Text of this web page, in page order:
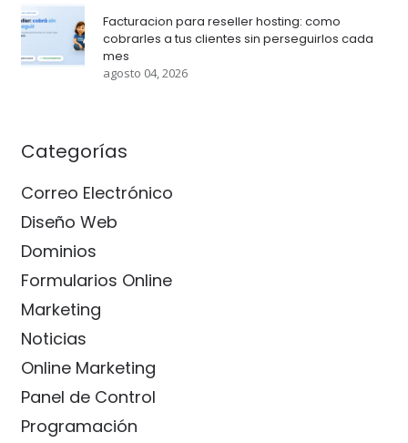
Facturacion para reseller hosting: como
cobrarles a tus clientes sin perseguirlos cada
mes
agosto 04, 2026
Categorías
Correo Electrónico
Diseño Web
Dominios
Formularios Online
Marketing
Noticias
Online Marketing
Panel de Control
Programación